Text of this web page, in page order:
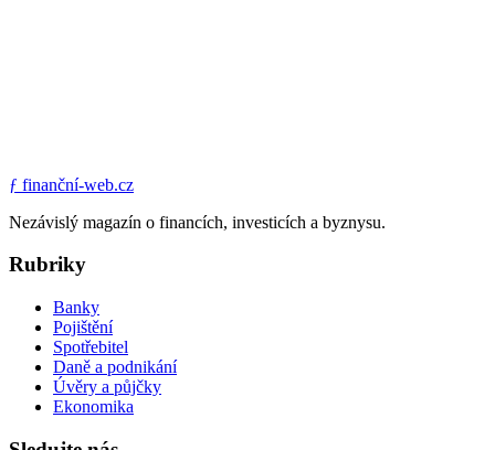
ƒ finanční-web.cz
Nezávislý magazín o financích, investicích a byznysu.
Rubriky
Banky
Pojištění
Spotřebitel
Daně a podnikání
Úvěry a půjčky
Ekonomika